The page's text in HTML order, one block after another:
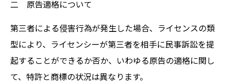
二 原告適格について
第三者による侵害行為が発生した場合、ライセンスの類
型により、ライセンシーが第三者を相手に民事訴訟を提
起することができるか否か、いわゆる原告の適格に関し
て、特許と商標の状況は異なります。